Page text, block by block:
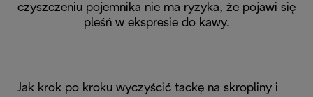
czyszczeniu pojemnika nie ma ryzyka, że pojawi się
pleśń w ekspresie do kawy.
Jak krok po kroku wyczyścić tackę na skropliny i